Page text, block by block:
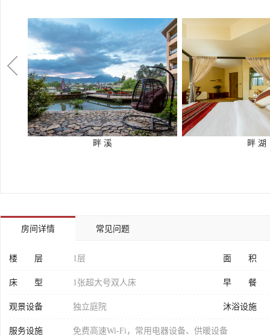
畔 溪 畔 湖
房间详情 常见问题
楼 层 1层 面 积
床 型 1张超大号双人床 早 餐
观景设备 独立庭院 沐浴设施
服务设施 免费高速Wi-Fi，常用电器设备、供暖设备